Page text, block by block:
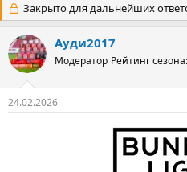
т
о
р
т
е
м
т
а
н
а
ч
а
Закрыто для дальнейших
Ауди2017
Модератор Рейтинг
24.02.2026